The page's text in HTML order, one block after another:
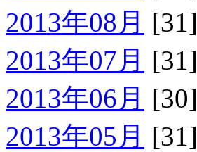
2013年08月 [31]
2013年07月 [31]
2013年06月 [30]
2013年05月 [31]